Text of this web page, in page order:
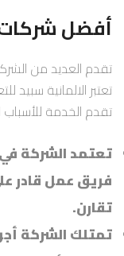
أفضل شركات
تقدم العديد من
تعتبر الالمانية
تقدم الخدمة للأسباب
تعتمد الشركة
فريق عمل قادر
تقارن.
تمتلك الشركة